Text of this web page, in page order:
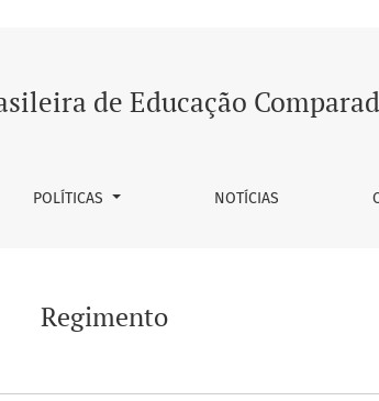
de Educação
POLÍTICAS NOTÍCIAS
Regimento